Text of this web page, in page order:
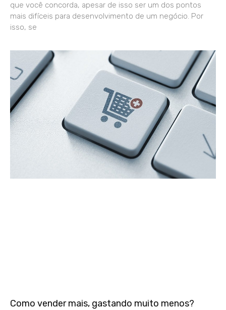
que você concorda, apesar de isso ser um dos pontos
mais difíceis para desenvolvimento de um negócio. Por
isso, se
Como vender mais, gastando muito menos?